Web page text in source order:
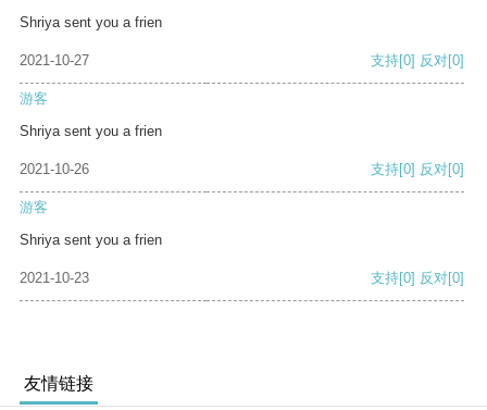
Shriya sent you a frien
2021-10-27 支持[0] 反对[0]
游客
Shriya sent you a frien
2021-10-26 支持[0] 反对[0]
游客
Shriya sent you a frien
2021-10-23 支持[0] 反对[0]
友情链接